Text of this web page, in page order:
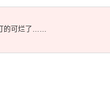
的可烂了……